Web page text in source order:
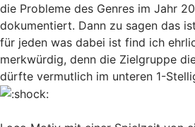
die Probleme des Genres im Jahr
dokumentiert. Dann zu sagen das
für jeden was dabei ist find ich
merkwürdig, denn die Zielgruppe
dürfte vermutlich im unteren 1-